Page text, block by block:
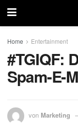
Home Entertainment
#TGIQF:
Spam-E-
von Marketing